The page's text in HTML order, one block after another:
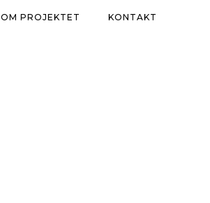
OM PROJEKTET KONTAKT